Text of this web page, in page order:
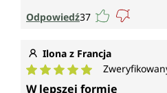
śluzowych i skóry.
Miedź
przyczynia się do
Odpowiedź37
Ilona z Francja
Średnia ocena 5 z 5
W lepszej formie